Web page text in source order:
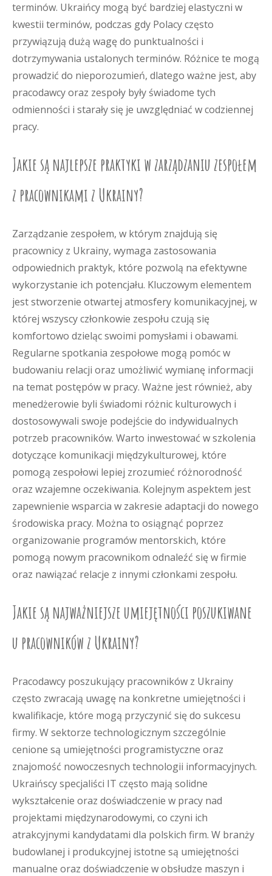
terminów. Ukraińcy mogą być bardziej elastyczni w
kwestii terminów, podczas gdy Polacy często
przywiązują dużą wagę do punktualności i
dotrzymywania ustalonych terminów. Różnice te mogą
prowadzić do nieporozumień, dlatego ważne jest, aby
pracodawcy oraz zespoły były świadome tych
odmienności i starały się je uwzględniać w codziennej
pracy.
Jakie są najlepsze praktyki w zarządzaniu zespołem
z pracownikami z Ukrainy?
Zarządzanie zespołem, w którym znajdują się
pracownicy z Ukrainy, wymaga zastosowania
odpowiednich praktyk, które pozwolą na efektywne
wykorzystanie ich potencjału. Kluczowym elementem
jest stworzenie otwartej atmosfery komunikacyjnej, w
której wszyscy członkowie zespołu czują się
komfortowo dzieląc swoimi pomysłami i obawami.
Regularne spotkania zespołowe mogą pomóc w
budowaniu relacji oraz umożliwić wymianę informacji
na temat postępów w pracy. Ważne jest również, aby
menedżerowie byli świadomi różnic kulturowych i
dostosowywali swoje podejście do indywidualnych
potrzeb pracowników. Warto inwestować w szkolenia
dotyczące komunikacji międzykulturowej, które
pomogą zespołowi lepiej zrozumieć różnorodność
oraz wzajemne oczekiwania. Kolejnym aspektem jest
zapewnienie wsparcia w zakresie adaptacji do nowego
środowiska pracy. Można to osiągnąć poprzez
organizowanie programów mentorskich, które
pomogą nowym pracownikom odnaleźć się w firmie
oraz nawiązać relacje z innymi członkami zespołu.
Jakie są najważniejsze umiejętności poszukiwane
u pracowników z Ukrainy?
Pracodawcy poszukujący pracowników z Ukrainy
często zwracają uwagę na konkretne umiejętności i
kwalifikacje, które mogą przyczynić się do sukcesu
firmy. W sektorze technologicznym szczególnie
cenione są umiejętności programistyczne oraz
znajomość nowoczesnych technologii informacyjnych.
Ukraińscy specjaliści IT często mają solidne
wykształcenie oraz doświadczenie w pracy nad
projektami międzynarodowymi, co czyni ich
atrakcyjnymi kandydatami dla polskich firm. W branży
budowlanej i produkcyjnej istotne są umiejętności
manualne oraz doświadczenie w obsłudze maszyn i